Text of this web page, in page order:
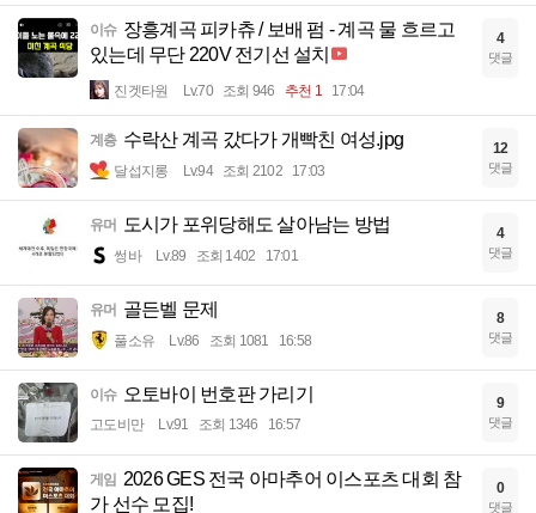
이슈 장흥계곡 피카츄 / 보배 펌 - 계곡 물 흐르고
있는데 무단 220V 전기선 설치
진겟타원 Lv.70 조회 946 추천 1 17:04
4
댓글
계층 수락산 계곡 갔다가 개빡친 여성.jpg
달섭지롱 Lv.94 조회 2102 17:03
12
댓글
유머 도시가 포위당해도 살아남는 방법
썽바 Lv.89 조회 1402 17:01
4
댓글
유머 골든벨 문제
풀소유 Lv.86 조회 1081 16:58
8
댓글
이슈 오토바이 번호판 가리기
고도비만 Lv.91 조회 1346 16:57
9
댓글
게임
2026 GES 전국 아마추어 이스포츠 대회 참
가 선수 모집!
0
댓글